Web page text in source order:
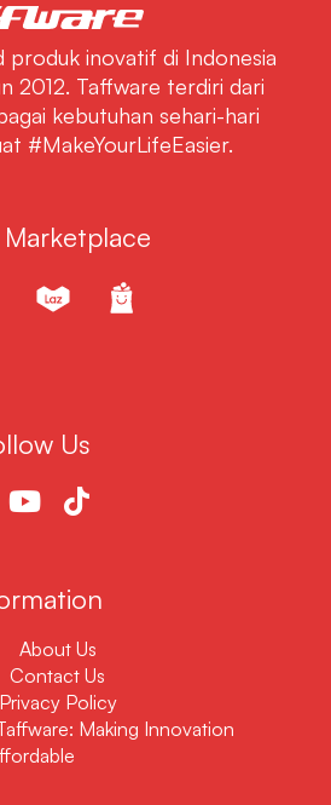
produk inovatif di Indonesia
2012. Taffware terdiri dari
kebutuhan sehari-hari
#MakeYourLifeEasier.
Us
About Us
Contact Us
Privacy Policy
Making Innovation